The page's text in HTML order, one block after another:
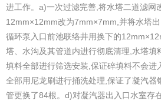
进工作。 a)一次过滤完善,将水塔二道滤网
12mm×12mm改为7mm×7mm,并将水塔
循环泵入口前池联络井用换下的
塔、水沟及其管道内进行彻底清理,水塔填
填料全部进行筛选安装,保证碎填料不会进
全部用尼龙刷进行捅洗处理,保证了凝汽器
管更换了84根。 d)对凝汽器出入口水室存